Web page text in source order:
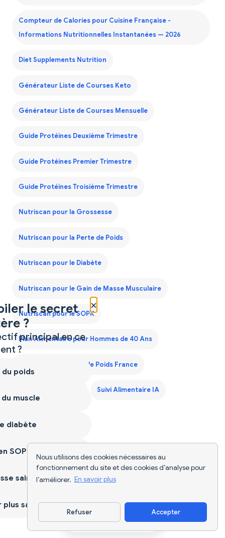
Nous utilisons des cookies nécessaires au
fonctionnement du site et des cookies d’analyse pour
l’améliorer. En savoir plus
Refuser Accepter
Compteur de Calories pour Cuisine Française -
Informations Nutritionnelles Instantanées — 2026
Diet Supplements Nutrition
Générateur Liste de Courses Keto
Générateur Liste de Courses Mensuelle
Guide Protéines Deuxième Trimestre
Guide Protéines Premier Trimestre
Guide Protéines Troisième Trimestre
Nutriscan pour la Grossesse
Nutriscan pour la Perte de Poids
Nutriscan pour le Diabète
Nutriscan pour le Gain de Masse Musculaire
Nutriscan pour le SOPK
Plan Alimentaire pour Hommes de 40 Ans
Plan de Régime Prise de Poids France
Suivi Alimentaire IA
Télécharger l'appli
×
le secret
?
principal en ce
?
poids
muscle
diabète
SOPK
saine
sain